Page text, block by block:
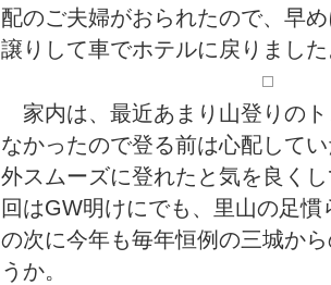
配のご夫婦がおられたので、早
譲りして車でホテルに戻りまし
家内は、最近あまり山登りの
なかったので登る前は心配して
外スムーズに登れたと気を良く
回はGW明けにでも、里山の足
の次に今年も毎年恒例の三城か
うか。